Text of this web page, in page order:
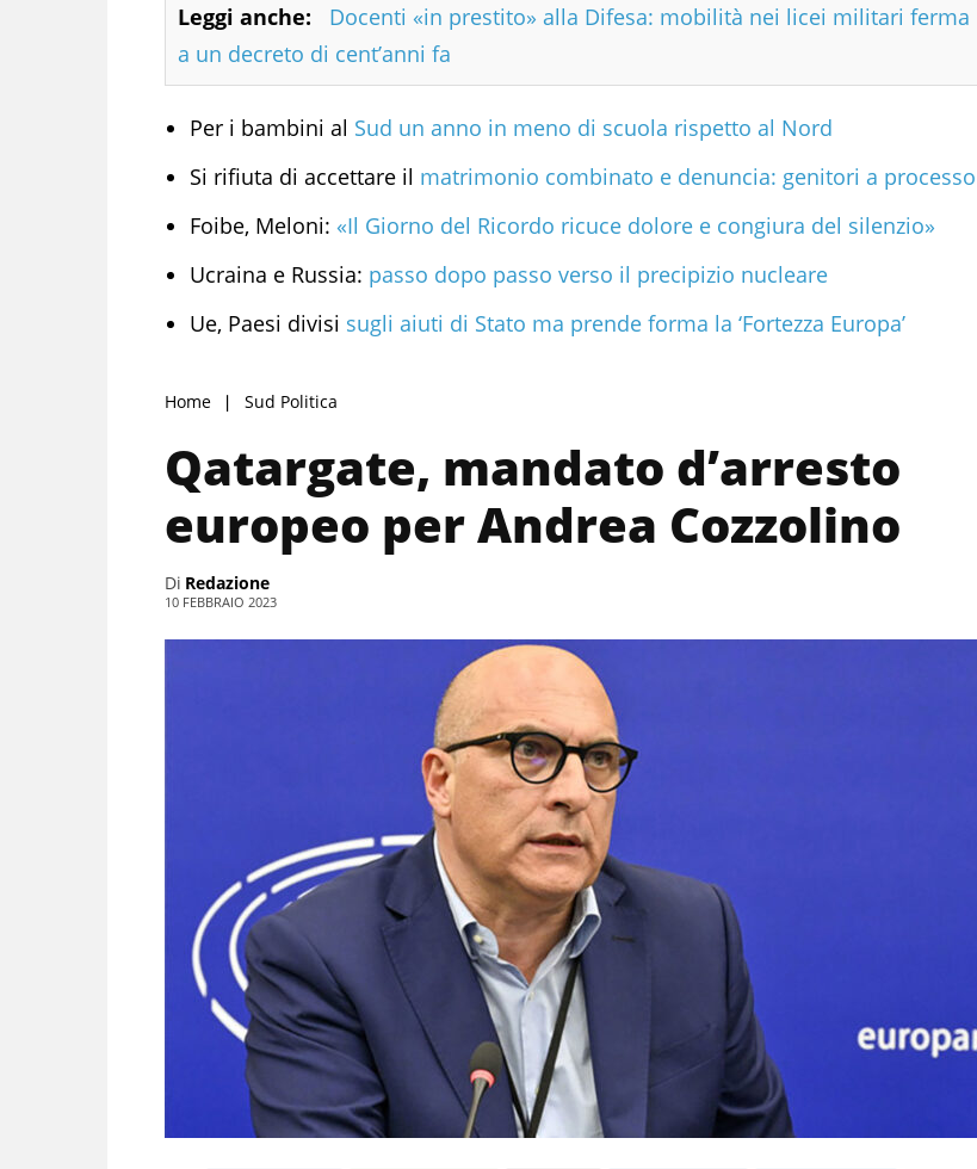
Leggi anche:
Docenti «in prestito» alla Difesa: mobilità nei licei militari ferma
a un decreto di cent’anni fa
Per i bambini al Sud un anno in meno di scuola rispetto al Nord
Si rifiuta di accettare il matrimonio combinato e denuncia: genitori a processo
Foibe, Meloni: «Il Giorno del Ricordo ricuce dolore e congiura del silenzio»
Ucraina e Russia: passo dopo passo verso il precipizio nucleare
Ue, Paesi divisi sugli aiuti di Stato ma prende forma la ‘Fortezza Europa’
Home Sud Politica
Qatargate, mandato d’arresto
europeo per Andrea Cozzolino
Di Redazione
10 FEBBRAIO 2023